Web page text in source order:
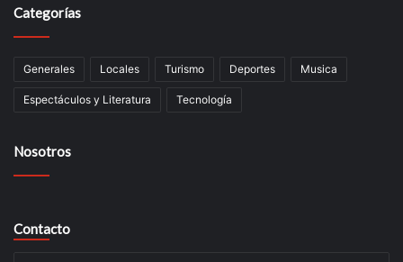
Categorías
Generales Locales Turismo Deportes Musica
Espectáculos y Literatura Tecnología
Nosotros
Contacto